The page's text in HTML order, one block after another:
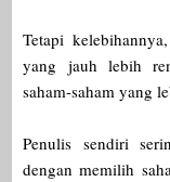
Tetapi
yang jauh lebih
saham-saham yang
Penulis sendiri
dengan memilih